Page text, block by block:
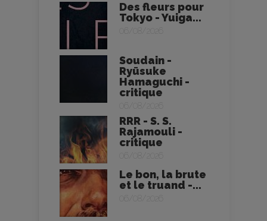
Des fleurs pour
Tokyo - Yuiga...
06/08/2026
Soudain -
Ryūsuke
Hamaguchi -
critique
06/08/2026
RRR - S. S.
Rajamouli -
critique
06/08/2026
Le bon, la brute
et le truand -...
06/08/2026